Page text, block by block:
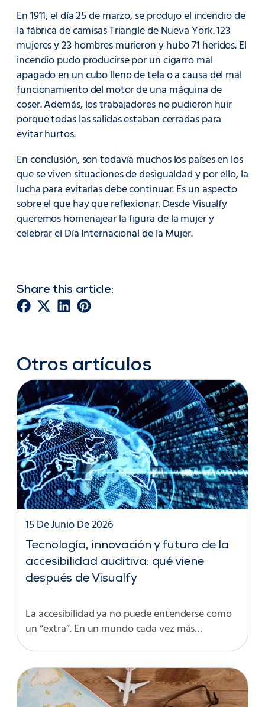
En 1911, el día 25 de marzo, se produjo el incendio de
la fábrica de camisas Triangle de Nueva York. 123
mujeres y 23 hombres murieron y hubo 71 heridos. El
incendio pudo producirse por un cigarro mal
apagado en un cubo lleno de tela o a causa del mal
funcionamiento del motor de una máquina de
coser. Además, los trabajadores no pudieron huir
porque todas las salidas estaban cerradas para
evitar hurtos.
En conclusión, son todavía muchos los países en los
que se viven situaciones de desigualdad y por ello, la
lucha para evitarlas debe continuar. Es un aspecto
sobre el que hay que reflexionar. Desde Visualfy
queremos homenajear la figura de la mujer y
celebrar el Día Internacional de la Mujer.
Share this article:
Otros artículos
Tecnología, innovación y futuro de la
accesibilidad auditiva: qué viene
después de Visualfy
15 De Junio De 2026
La accesibilidad ya no puede entenderse como
un “extra”. En un mundo cada vez más…